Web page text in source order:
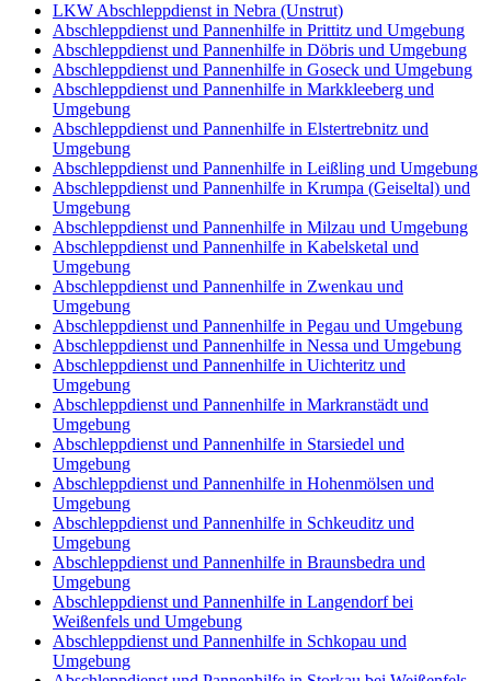
LKW Abschleppdienst in Nebra (Unstrut)
Abschleppdienst und Pannenhilfe in Prittitz und Umgebung
Abschleppdienst und Pannenhilfe in Döbris und Umgebung
Abschleppdienst und Pannenhilfe in Goseck und Umgebung
Abschleppdienst und Pannenhilfe in Markkleeberg und
Umgebung
Abschleppdienst und Pannenhilfe in Elstertrebnitz und
Umgebung
Abschleppdienst und Pannenhilfe in Leißling und Umgebung
Abschleppdienst und Pannenhilfe in Krumpa (Geiseltal) und
Umgebung
Abschleppdienst und Pannenhilfe in Milzau und Umgebung
Abschleppdienst und Pannenhilfe in Kabelsketal und
Umgebung
Abschleppdienst und Pannenhilfe in Zwenkau und
Umgebung
Abschleppdienst und Pannenhilfe in Pegau und Umgebung
Abschleppdienst und Pannenhilfe in Nessa und Umgebung
Abschleppdienst und Pannenhilfe in Uichteritz und
Umgebung
Abschleppdienst und Pannenhilfe in Markranstädt und
Umgebung
Abschleppdienst und Pannenhilfe in Starsiedel und
Umgebung
Abschleppdienst und Pannenhilfe in Hohenmölsen und
Umgebung
Abschleppdienst und Pannenhilfe in Schkeuditz und
Umgebung
Abschleppdienst und Pannenhilfe in Braunsbedra und
Umgebung
Abschleppdienst und Pannenhilfe in Langendorf bei
Weißenfels und Umgebung
Abschleppdienst und Pannenhilfe in Schkopau und
Umgebung